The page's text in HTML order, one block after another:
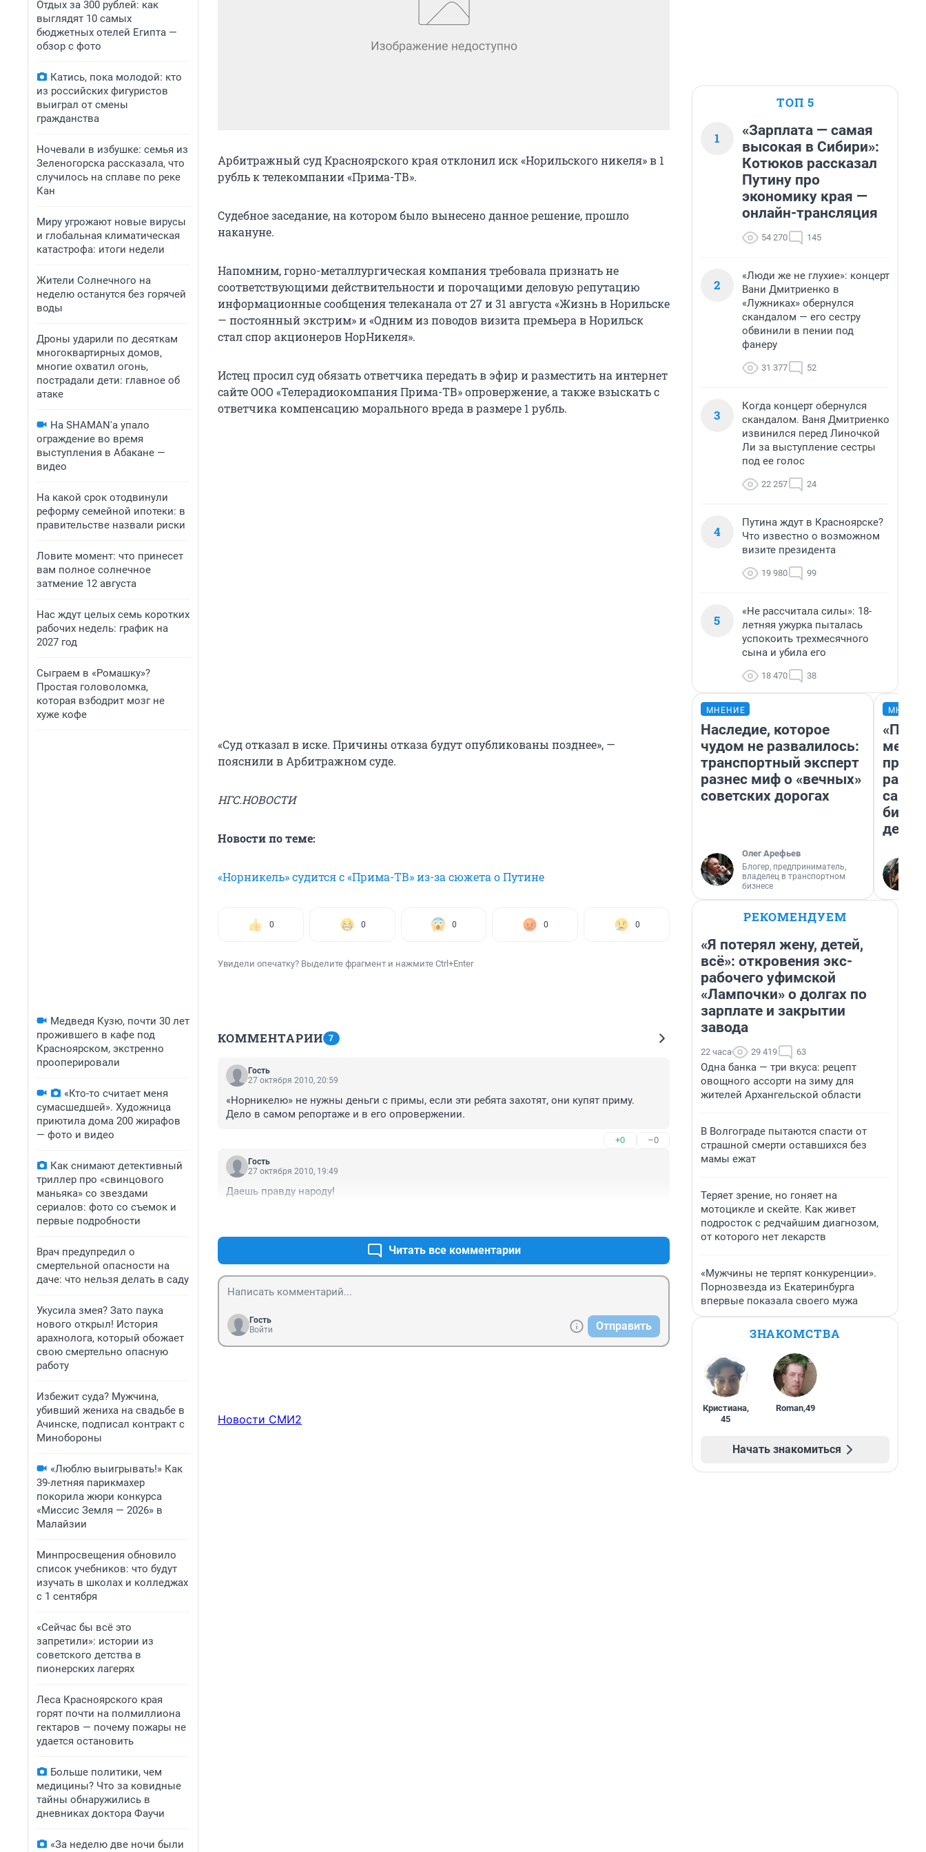
Отдых за 300 рублей: как
выглядят 10 самых
бюджетных отелей Египта —
обзор с фото
Катись, пока молодой: кто
из российских фигуристов
выиграл от смены
гражданства
Ночевали в избушке: семья из
Зеленогорска рассказала, что
случилось на сплаве по реке
Кан
Миру угрожают новые вирусы
и глобальная климатическая
катастрофа: итоги недели
Жители Солнечного на
неделю останутся без горячей
воды
Дроны ударили по десяткам
многоквартирных домов,
многие охватил огонь,
пострадали дети: главное об
атаке
На SHAMAN'а упало
ограждение во время
выступления в Абакане —
видео
На какой срок отодвинули
реформу семейной ипотеки: в
правительстве назвали риски
Ловите момент: что принесет
вам полное солнечное
затмение 12 августа
Нас ждут целых семь коротких
рабочих недель: график на
2027 год
Сыграем в «Ромашку»?
Простая головоломка,
которая взбодрит мозг не
хуже кофе
Медведя Кузю, почти 30 лет
прожившего в кафе под
Красноярском, экстренно
прооперировали
«Кто-то считает меня
сумасшедшей». Художница
приютила дома 200 жирафов
— фото и видео
Как снимают детективный
триллер про «свинцового
маньяка» со звездами
сериалов: фото со съемок и
первые подробности
Врач предупредил о
смертельной опасности на
даче: что нельзя делать в саду
Укусила змея? Зато паука
нового открыл! История
арахнолога, который обожает
свою смертельно опасную
работу
Избежит суда? Мужчина,
убивший жениха на свадьбе в
Ачинске, подписал контракт с
Минобороны
«Люблю выигрывать!» Как
39-летняя парикмахер
покорила жюри конкурса
«Миссис Земля — 2026» в
Малайзии
Минпросвещения обновило
список учебников: что будут
изучать в школах и колледжах
с 1 сентября
«Сейчас бы всё это
запретили»: истории из
советского детства в
пионерских лагерях
Леса Красноярского края
горят почти на полмиллиона
гектаров — почему пожары не
удается остановить
Больше политики, чем
медицины? Что за ковидные
тайны обнаружились в
дневниках доктора Фаучи
«За неделю две ночи были
Арбитражный суд Красноярского края отклонил иск «Норильского никеля» в 1
рубль к телекомпании «Прима-ТВ».
Судебное заседание, на котором было вынесено данное решение, прошло
накануне.
Напомним, горно-металлургическая компания требовала признать не
соответствующими действительности и порочащими деловую репутацию
информационные сообщения телеканала от 27 и 31 августа «Жизнь в Норильске
— постоянный экстрим» и «Одним из поводов визита премьера в Норильск
стал спор акционеров НорНикеля».
Истец просил суд обязать ответчика передать в эфир и разместить на интернет
сайте ООО «Телерадиокомпания Прима-ТВ» опровержение, а также взыскать с
ответчика компенсацию морального вреда в размере 1 рубль.
«Суд отказал в иске. Причины отказа будут опубликованы позднее», —
пояснили в Арбитражном суде.
НГС.НОВОСТИ
Новости по теме:
«Норникель» судится с «Прима-ТВ» из-за сюжета о Путине
0 0 0 0 0
Увидели опечатку? Выделите фрагмент и нажмите Ctrl+Enter
КОММЕНТАРИИ 7
Гость
27 октября 2010, 20:59
«Норникелю» не нужны деньги с примы, если эти ребята захотят, они купят приму.
Дело в самом репортаже и в его опровержении.
+0 –0
Гость
27 октября 2010, 19:49
Даешь правду народу!
Читать все комментарии
Гость
Войти
Отправить
Новости СМИ2
ТОП 5
1
«Зарплата — самая
высокая в Сибири»:
Котюков рассказал
Путину про
экономику края —
онлайн-трансляция
54 270 145
2
«Люди же не глухие»: концерт
Вани Дмитриенко в
«Лужниках» обернулся
скандалом — его сестру
обвинили в пении под
фанеру
31 377 52
3
Когда концерт обернулся
скандалом. Ваня Дмитриенко
извинился перед Линочкой
Ли за выступление сестры
под ее голос
22 257 24
4
Путина ждут в Красноярске?
Что известно о возможном
визите президента
19 980 99
5
«Не рассчитала силы»: 18-
летняя ужурка пыталась
успокоить трехмесячного
сына и убила его
18 470 38
МНЕНИЕ
Наследие, которое
чудом не развалилось:
транспортный эксперт
разнес миф о «вечных»
советских дорогах
Олег Арефьев
Блогер, предприниматель,
владелец в транспортном
бизнесе
РЕКОМЕНДУЕМ
«Я потерял жену, детей,
всё»: откровения экс-
рабочего уфимской
«Лампочки» о долгах по
зарплате и закрытии
завода
22 часа 29 419 63
Одна банка — три вкуса: рецепт
овощного ассорти на зиму для
жителей Архангельской области
В Волгограде пытаются спасти от
страшной смерти оставшихся без
мамы ежат
Теряет зрение, но гоняет на
мотоцикле и скейте. Как живет
подросток с редчайшим диагнозом,
от которого нет лекарств
«Мужчины не терпят конкуренции».
Порнозвезда из Екатеринбурга
впервые показала своего мужа
ЗНАКОМСТВА
Кристиана,
45
Roman,49
Начать знакомиться